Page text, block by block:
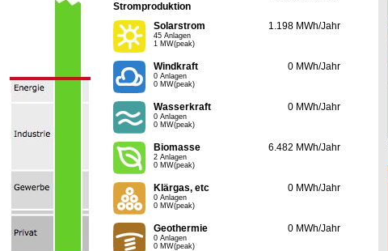
Stromproduktion
Solarstrom
45 Anlagen
1 MW(peak)
1.198 MWh/Jahr
Windkraft
0 Anlagen
0 MW(peak)
0 MWh/Jahr
Wasserkraft
0 Anlagen
0 MW(peak)
0 MWh/Jahr
Biomasse
2 Anlagen
0 MW(peak)
6.482 MWh/Jahr
Klärgas, etc
0 Anlagen
0 MW(peak)
0 MWh/Jahr
Geothermie
0 Anlagen
0 MW(peak)
0 MWh/Jahr